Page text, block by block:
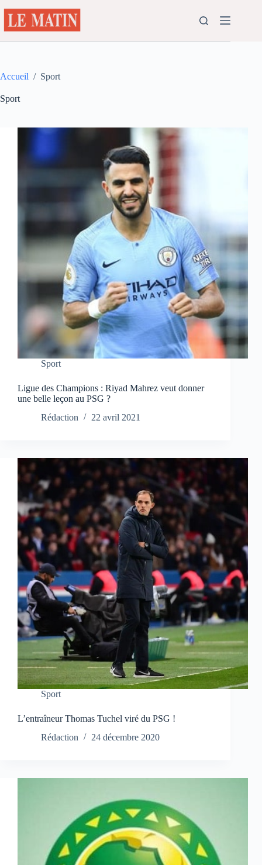
au
contenu
Accueil / Sport
Sport
Sport
Ligue des Champions : Riyad Mahrez veut donner
une belle leçon au PSG ?
Rédaction
22 avril 2021
Sport
L’entraîneur Thomas Tuchel viré du PSG !
Rédaction
24 décembre 2020